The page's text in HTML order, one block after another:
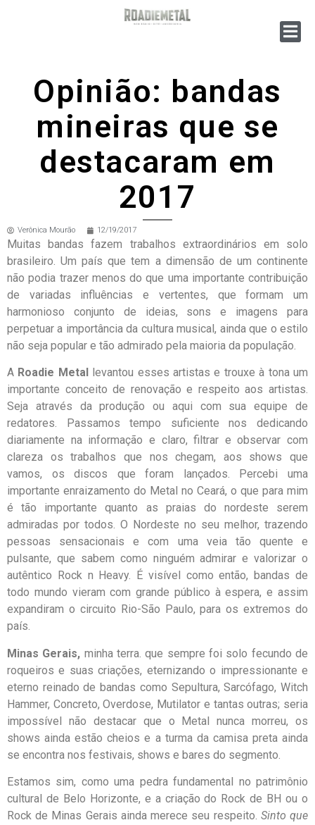
Opinião: bandas
mineiras que se
destacaram em
2017
Verônica Mourão 12/19/2017
Muitas bandas fazem trabalhos extraordinários em solo
brasileiro. Um país que tem a dimensão de um continente
não podia trazer menos do que uma importante contribuição
de variadas influências e vertentes, que formam um
harmonioso conjunto de ideias, sons e imagens para
perpetuar a importância da cultura musical, ainda que o estilo
não seja popular e tão admirado pela maioria da população.
A Roadie Metal
levantou esses artistas e trouxe à tona um
importante conceito de renovação e respeito aos artistas.
Seja através da produção ou aqui com sua equipe de
redatores. Passamos tempo suficiente nos dedicando
diariamente na informação e claro, filtrar e observar com
clareza os trabalhos que nos chegam, aos shows que
vamos, os discos que foram lançados. Percebi uma
importante enraizamento do Metal no Ceará, o que para mim
é tão importante quanto as praias do nordeste serem
admiradas por todos. O Nordeste no seu melhor, trazendo
pessoas sensacionais e com uma veia tão quente e
pulsante, que sabem como ninguém admirar e valorizar o
autêntico Rock n Heavy. É visível como então, bandas de
todo mundo vieram com grande público à espera, e assim
expandiram o circuito Rio-São Paulo, para os extremos do
país.
Minas Gerais, minha terra. que sempre foi solo fecundo de
roqueiros e suas criações, eternizando o impressionante e
eterno reinado de bandas como Sepultura, Sarcófago, Witch
Hammer, Concreto, Overdose, Mutilator e tantas outras; seria
impossível não destacar que o Metal nunca morreu, os
shows ainda estão cheios e a turma da camisa preta ainda
se encontra nos festivais, shows e bares do segmento.
Estamos sim, como uma pedra fundamental no patrimônio
cultural de Belo Horizonte, e a criação do Rock de BH ou o
Rock de Minas Gerais ainda merece seu respeito. Sinto que